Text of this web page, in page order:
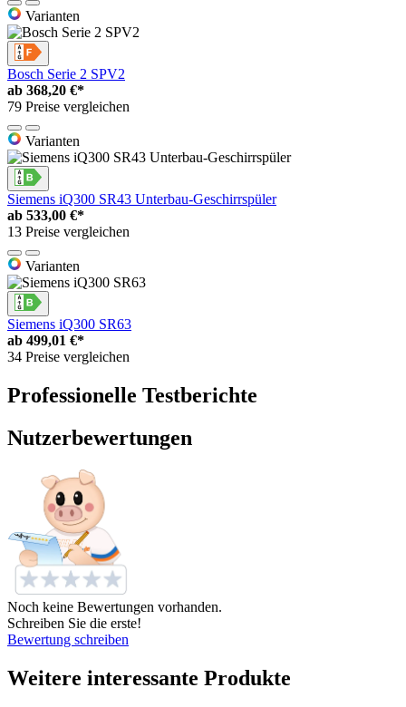
Varianten
Bosch Serie 2 SPV2
ab 368,20 €*
79 Preise vergleichen
Varianten
Siemens iQ300 SR43 Unterbau-Geschirrspüler
ab 533,00 €*
13 Preise vergleichen
Varianten
Siemens iQ300 SR63
ab 499,01 €*
34 Preise vergleichen
Professionelle Testberichte
Nutzerbewertungen
Noch keine Bewertungen vorhanden.
Schreiben Sie die erste!
Bewertung schreiben
Weitere interessante Produkte